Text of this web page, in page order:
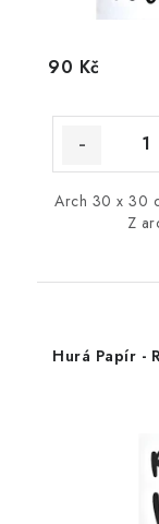
90 Kč
Arch 30 x 30
Z
Hurá Papír -